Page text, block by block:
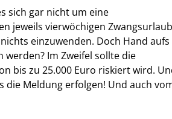
sich gar nicht um eine
jeweils vierwöchigen Zwangsurlaub
einzuwenden. Doch Hand aufs
Im Zweifel sollte die
bis zu 25.000 Euro riskiert wird.
die Meldung erfolgen! Und auch